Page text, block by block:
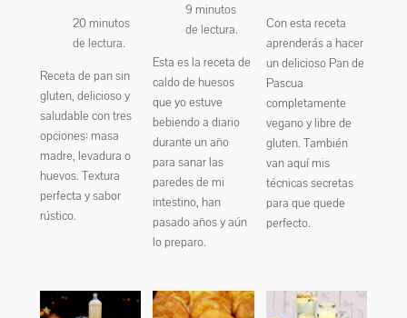
20minutos
de lectura.
Receta de pan sin
gluten, delicioso y
saludable con tres
opciones: masa
madre, levadura o
huevos. Textura
perfecta y sabor
rústico.
9 minutos
de lectura.
Esta es la receta de
caldo de huesos
que yo estuve
bebiendo a diario
durante un año
para sanar las
paredes de mi
intestino, han
pasado años y aún
lo preparo.
Con esta receta
aprenderás a hacer
un delicioso Pan de
Pascua
completamente
vegano y libre de
gluten. También
van aquí mis
técnicas secretas
para que quede
perfecto.